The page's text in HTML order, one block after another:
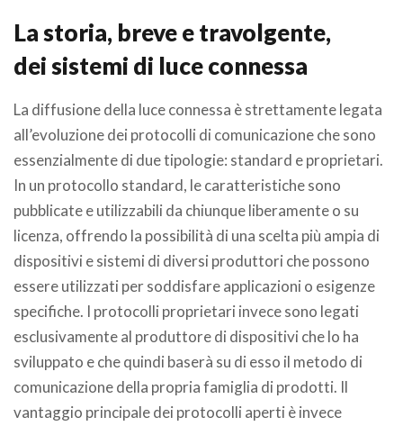
La storia, breve e travolgente,
dei sistemi di luce connessa
La diffusione della luce connessa è strettamente legata
all’evoluzione dei protocolli di comunicazione che sono
essenzialmente di due tipologie: standard e proprietari.
In un protocollo standard, le caratteristiche sono
pubblicate e utilizzabili da chiunque liberamente o su
licenza, offrendo la possibilità di una scelta più ampia di
dispositivi e sistemi di diversi produttori che possono
essere utilizzati per soddisfare applicazioni o esigenze
specifiche. I protocolli proprietari invece sono legati
esclusivamente al produttore di dispositivi che lo ha
sviluppato e che quindi baserà su di esso il metodo di
comunicazione della propria famiglia di prodotti. Il
vantaggio principale dei protocolli aperti è invece